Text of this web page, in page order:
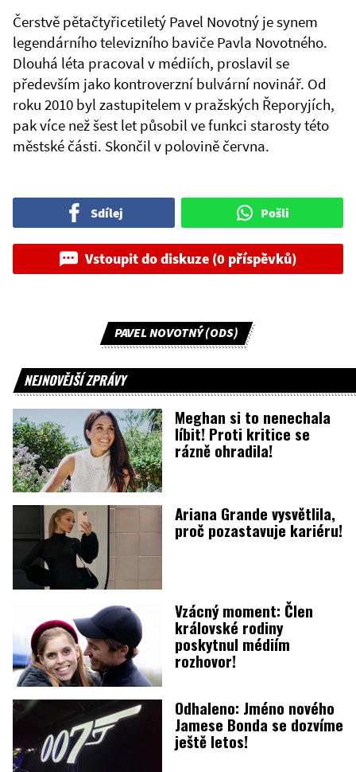
Čerstvě pětačtyřicetiletý Pavel Novotný je synem
legendárního televizního baviče Pavla Novotného.
Dlouhá léta pracoval v médiích, proslavil se
především jako kontroverzní bulvární novinář. Od
roku 2010 byl zastupitelem v pražských Řeporyjích,
pak více než šest let působil ve funkci starosty této
městské části. Skončil v polovině června.
Sdílej Pošli
Vstoupit do diskuze (0 příspěvků)
PAVEL NOVOTNÝ (ODS)
NEJNOVĚJŠÍ ZPRÁVY
Meghan si to nenechala
líbit! Proti kritice se
rázně ohradila!
Ariana Grande vysvětlila,
proč pozastavuje kariéru!
Vzácný moment: Člen
královské rodiny
poskytnul médiím
rozhovor!
Odhaleno: Jméno nového
Jamese Bonda se dozvíme
ještě letos!